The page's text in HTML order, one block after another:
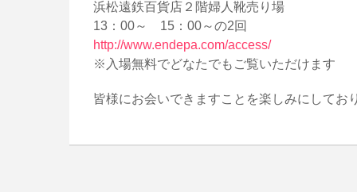
浜松遠鉄百貨店２階婦人靴売り場
13：00～ 15：00～の2回
http://www.endepa.com/access/
※入場無料でどなたでもご覧いただけます
皆様にお会いできますことを楽しみにしてお